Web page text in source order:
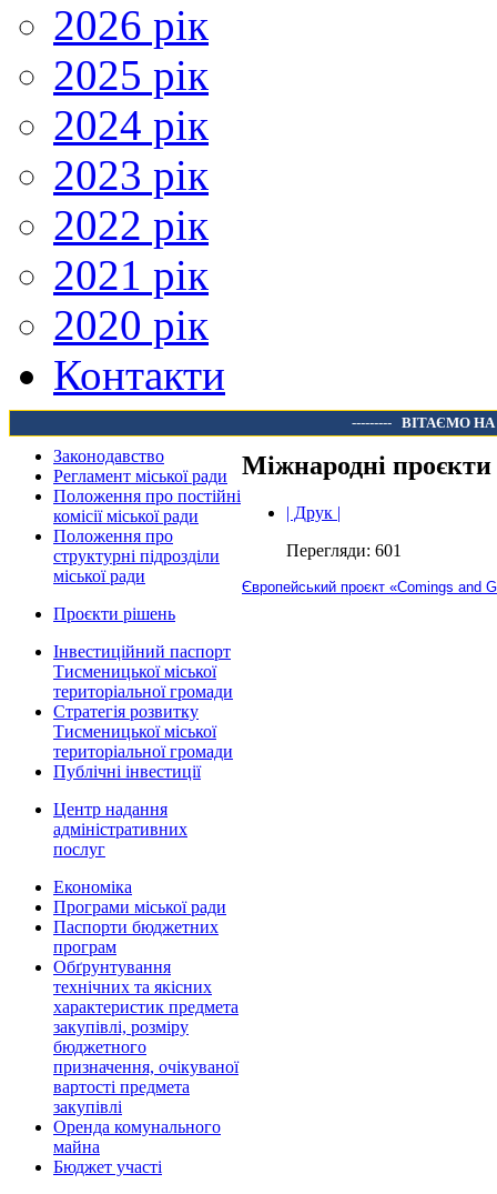
2026 рік
2025 рік
2024 рік
2023 рік
2022 рік
2021 рік
2020 рік
Контакти
--------- ВІТАЄМО
Законодавство
Регламент міської ради
Положення про постійні
комісії міської ради
Положення про
структурні підрозділи
міської ради
Проєкти рішень
Інвестиційний паспорт
Тисменицької міської
територіальної громади
Стратегія розвитку
Тисменицької міської
територіальної громади
Публічні інвестиції
Центр надання
адміністративних
послуг
Економіка
Програми міської ради
Паспорти бюджетних
програм
Обґрунтування
технічних та якісних
характеристик предмета
закупівлі, розміру
бюджетного
призначення, очікуваної
вартості предмета
закупівлі
Оренда комунального
майна
Бюджет участі
Міжнародні проєкти
| Друк |
Перегляди: 601
Європейський проєкт «Comings and